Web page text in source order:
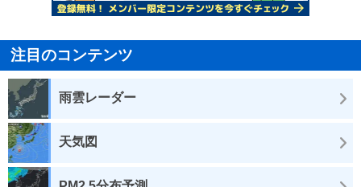
注目のコンテンツ
雨雲レーダー
天気図